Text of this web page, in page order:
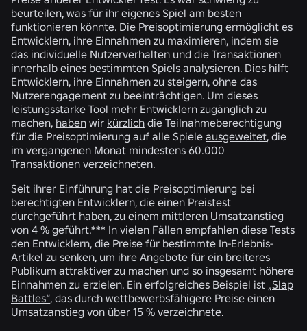
beurteilen, was für ihr eigenes Spiel am besten
funktionieren könnte. Die Preisoptimierung ermöglicht es
Entwicklern, ihre Einnahmen zu maximieren, indem sie
das individuelle Nutzerverhalten und die Transaktionen
innerhalb eines bestimmten Spiels analysieren. Dies hilft
Entwicklern, ihre Einnahmen zu steigern, ohne das
Nutzerengagement zu beeinträchtigen. Um dieses
leistungsstarke Tool mehr Entwicklern zugänglich zu
machen, haben wir kürzlich die Teilnahmeberechtigung
für die Preisoptimierung auf alle Spiele ausgeweitet, die
im vergangenen Monat mindestens 60.000
Transaktionen verzeichneten.
Seit ihrer Einführung hat die Preisoptimierung bei
berechtigten Entwicklern, die einen Preistest
durchgeführt haben, zu einem mittleren Umsatzanstieg
von 4 % geführt.*** In vielen Fällen empfahlen diese Tests
den Entwicklern, die Preise für bestimmte In-Erlebnis-
Artikel zu senken, um ihre Angebote für ein breiteres
Publikum attraktiver zu machen und so insgesamt höhere
Einnahmen zu erzielen. Ein erfolgreiches Beispiel ist „Slap
Battles“, das durch wettbewerbsfähigere Preise einen
Umsatzanstieg von über 15 % verzeichnete.